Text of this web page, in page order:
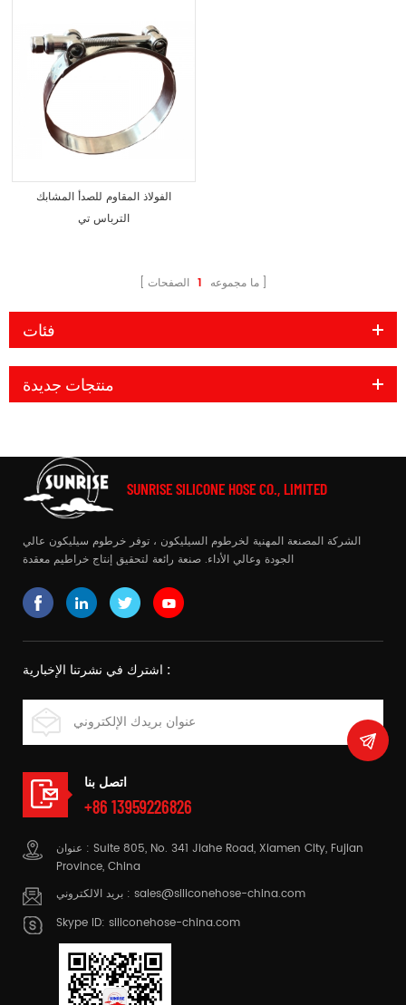
الفولاذ المقاوم للصدأ المشابك
الترباس تي
ما مجموعه 1 الصفحات
فئات
منتجات جديدة
SUNRISE SILICONE HOSE CO., LIMITED
الشركة المصنعة المهنية لخرطوم السيليكون ، توفر خرطوم سيليكون عالي
الجودة وعالي الأداء. صنعة رائعة لتحقيق إنتاج خراطيم معقدة
اشترك في نشرتنا الإخبارية :
اتصل بنا
+86 13959226826
عنوان : Suite 805, No. 341 Jiahe Road, Xiamen City, Fujian
Province, China
بريد الالكتروني : sales@siliconehose-china.com
Skype ID: siliconehose-china.com